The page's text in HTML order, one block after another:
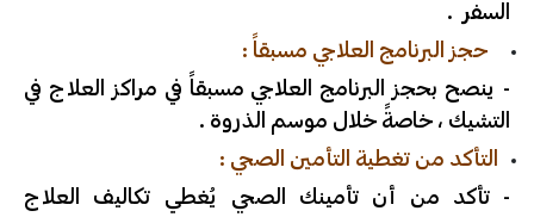
السفر .
حجز البرنامج العلاجي مسبقاً :
- ينصح بحجز البرنامج العلاجي مسبقاً في مراكز العلاج في
التشيك ، خاصةً خلال موسم الذروة .
التأكد من تغطية التأمين الصحي :
- تأكد من أن تأمينك الصحي يُغطي تكاليف العلاج